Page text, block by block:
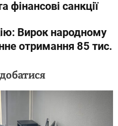
фінансові санкції
Вирок народному
отримання 85 тис.